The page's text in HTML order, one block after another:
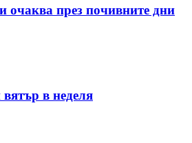
очаква през почивните дни
в неделя